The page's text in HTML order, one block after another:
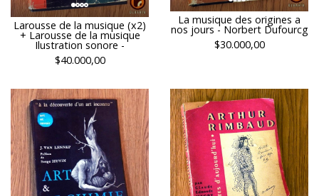
Larousse de la musique (x2)
+ Larousse de la musique
Ilustration sonore -
$40.000,00
La musique des origines a
nos jours - Norbert Dufourcg
$30.000,00